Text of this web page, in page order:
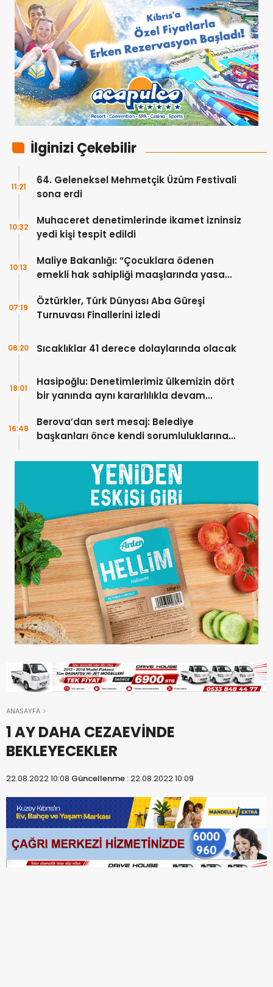
İlginizi Çekebilir
64. Geleneksel Mehmetçik Üzüm Festivali
sona erdi
11:21
Muhaceret denetimlerinde ikamet izninsiz
yedi kişi tespit edildi
10:32
Maliye Bakanlığı: “Çocuklara ödenen
emekli hak sahipliği maaşlarında yasa
10:13
Öztürkler, Türk Dünyası Aba Güreşi
Turnuvası Finallerini izledi
07:19
Sıcaklıklar 41 derece dolaylarında olacak
06:20
Hasipoğlu: Denetimlerimiz ülkemizin dört
bir yanında aynı kararlılıkla devam
18:01
Berova’dan sert mesaj: Belediye
başkanları önce kendi sorumluluklarına
16:48
ANASAYFA
1 AY DAHA CEZAEVİNDE
BEKLEYECEKLER
22.08.2022 10:08 Güncellenme :22.08.2022 10:09